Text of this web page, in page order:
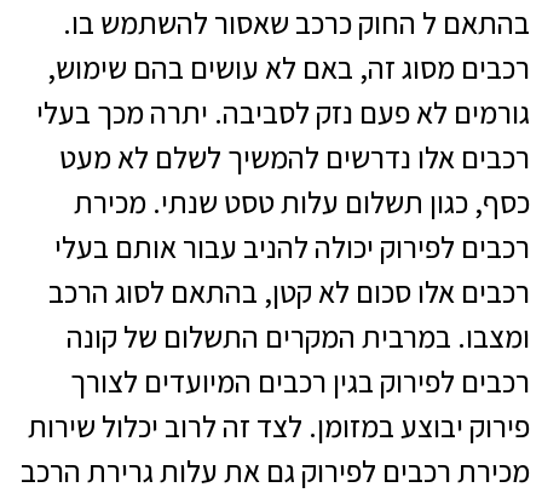
בהתאם ל החוק כרכב שאסור להשתמש בו.
רכבים מסוג זה, באם לא עושים בהם שימוש,
גורמים לא פעם נזק לסביבה. יתרה מכך בעלי
רכבים אלו נדרשים להמשיך לשלם לא מעט
כסף, כגון תשלום עלות טסט שנתי. מכירת
רכבים לפירוק יכולה להניב עבור אותם בעלי
רכבים אלו סכום לא קטן, בהתאם לסוג הרכב
ומצבו. במרבית המקרים התשלום של קונה
רכבים לפירוק בגין רכבים המיועדים לצורך
פירוק יבוצע במזומן. לצד זה לרוב יכלול שירות
מכירת רכבים לפירוק גם את עלות גרירת הרכב